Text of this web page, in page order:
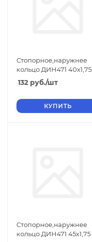
Стопорное,наружнее
кольцо ДИН471 40х1,75
132 руб./шт
КУПИТЬ
Стопорное,наружнее
кольцо ДИН471 45х1,75